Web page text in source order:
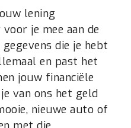
lening
je mee aan de
die je hebt
en past het
jouw financiële
van ons het geld
nieuwe auto of